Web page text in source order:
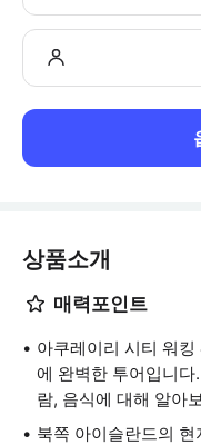
상품소개
매력포인트
아쿠레이리 시티 워
에 완벽한 투어입니
람, 음식에 대해 알아
북쪽 아이슬란드의 현